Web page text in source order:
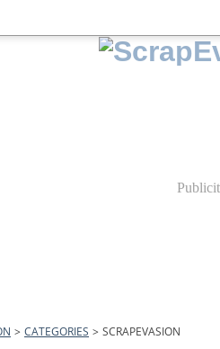
> CATEGORIES > SCRAPEVASION